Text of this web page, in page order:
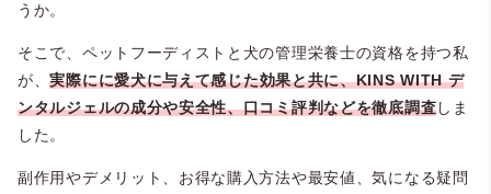
うか。
そこで、ペットフーディストと犬の管理栄養士の資格を持つ私
が、実際にに愛犬に与えて感じた効果と共に、KINS WITH デ
ンタルジェルの成分や安全性、口コミ評判などを徹底調査しま
した。
副作用やデメリット、お得な購入方法や最安値、気になる疑問